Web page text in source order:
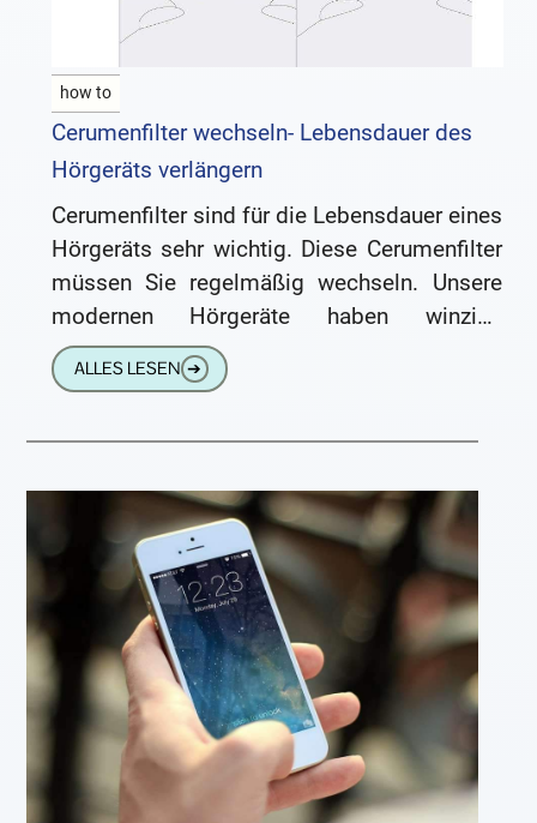
how to
Cerumenfilter wechseln- Lebensdauer des
Hörgeräts verlängern
Cerumenfilter sind für die Lebensdauer eines
Hörgeräts sehr wichtig. Diese Cerumenfilter
müssen Sie regelmäßig wechseln. Unsere
modernen Hörgeräte haben winzige
Lautsprecher (Hörer), die nadelfeine
Öffnungen haben. Sowohl Im-Ohr-Geräte
ALLES LESEN ➔